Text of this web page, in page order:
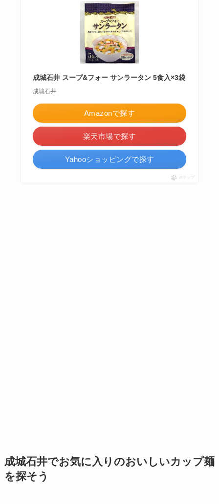
成城石井 スープ&フォー サンラータン 5食入×3袋
成城石井
Amazonで探す
楽天市場で探す
Yahooショッピングで探す
ポチップ
成城石井でお気に入りのおいしいカップ麺
を探そう